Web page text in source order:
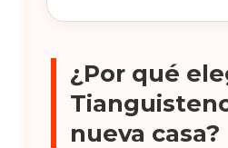
¿Por qué
nueva casa?